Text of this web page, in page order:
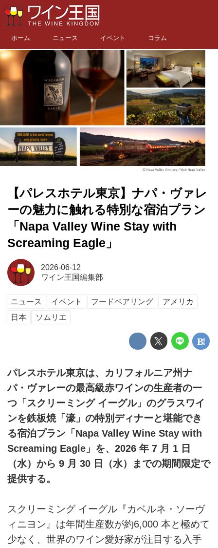
ホーム ニュース イベント コラム
【パレスホテル東京】ナパ・ヴァレ
ーの魅力に触れる特別な宿泊プラン
「Napa Valley Wine Stay with
Screaming Eagle」
2026-06-12
ワイン王国編集部
ニュース イベント フードペアリング
アメリカ
日本
ソムリエ
パレスホテル東京は、カリフォルニア州ナ
パ・ヴァレーの最高級赤ワインの生産者の一
つ「スクリーミング イーグル」のグラスワイ
ンを鉄板焼「濠」の特別ディナーと堪能でき
る宿泊プラン「Napa Valley Wine Stay with
Screaming Eagle」を、2026 年 7 月 1 日
（水）から 9 月 30 日（水）までの期間限定で
提供する。
スクリーミング イーグル『カベルネ・ソーヴ
ィニヨン』は年間生産数が約6,000 本と極めて
少なく、世界のワイン愛好家が注目する入手